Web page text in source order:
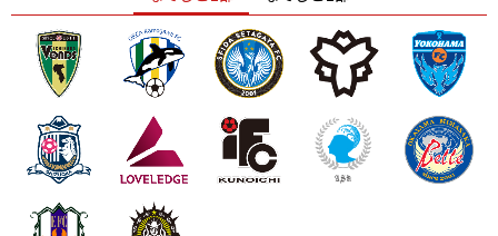
ニッパツ 名古屋 静岡 愛媛Ｌ